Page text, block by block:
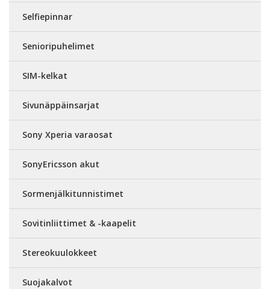
Selfiepinnar
Senioripuhelimet
SIM-kelkat
Sivunäppäinsarjat
Sony Xperia varaosat
SonyEricsson akut
Sormenjälkitunnistimet
Sovitinliittimet & -kaapelit
Stereokuulokkeet
Suojakalvot